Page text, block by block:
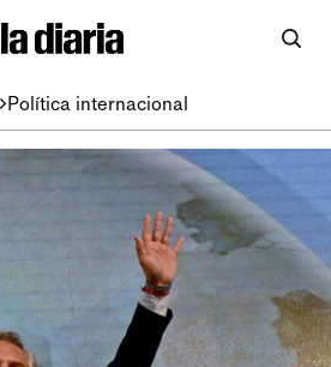
Política internacional